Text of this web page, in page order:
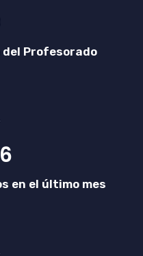
del Profesorado
en el último mes